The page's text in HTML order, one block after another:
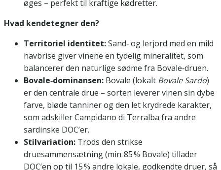
øges – perfekt til kraftige kødretter.
Hvad kendetegner den?
Territoriel identitet:Sand‑ og lerjord med en mild
havbrise giver vinene en tydelig mineralitet, som
balancerer den naturlige sødme fra Bovale‑druen.
Bovale‑dominansen: Bovale (lokalt Bovale Sardo)
er den centrale drue – sorten leverer vinen sin dybe
farve, bløde tanniner og den let krydrede karakter,
som adskiller Campidano di Terralba fra andre
sardinske DOC’er.
Stilvariation: Trods den strikse
druesammensætning (min. 85 % Bovale) tillader
DOC’en op til 15 % andre lokale, godkendte druer, så